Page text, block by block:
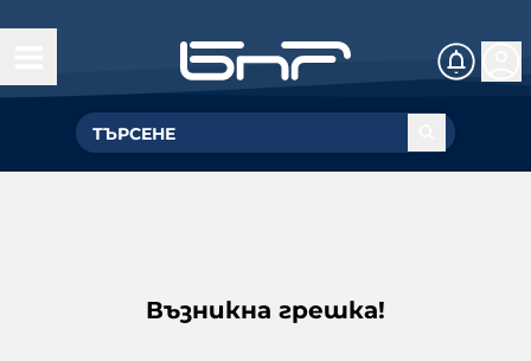
Възникна грешка!